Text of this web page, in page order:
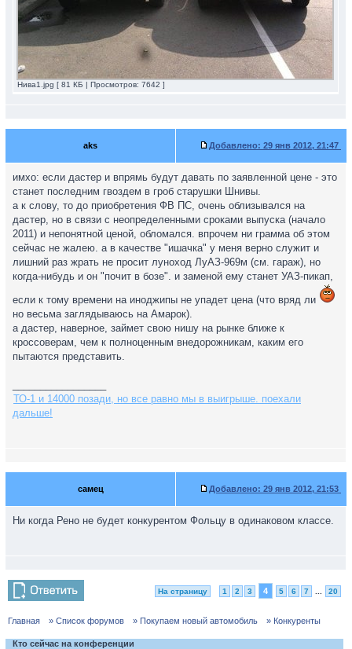
Нива1.jpg [ 81 КБ | Просмотров: 7642 ]
aks Добавлено: 29 янв 2012, 21:47
имхо: если дастер и впрямь будут давать по заявленной цене - это
станет последним гвоздем в гроб старушки Шнивы.
а к слову, то до приобретения ФВ ПС, очень облизывался на
дастер, но в связи с неопределенными сроками выпуска (начало
2011) и непонятной ценой, обломался. впрочем ни грамма об этом
сейчас не жалею. а в качестве "ишачка" у меня верно служит и
лишний раз жрать не просит луноход ЛуАЗ-969м (см. гараж), но
когда-нибудь и он "почит в бозе". и заменой ему станет УАЗ-пикап,
если к тому времени на иноджипы не упадет цена (что вряд ли
но весьма заглядываюсь на Амарок).
а дастер, наверное, займет свою нишу на рынке ближе к
кроссоверам, чем к полноценным внедорожникам, каким его
пытаются представить.
ТО-1 и 14000 позади, но все равно мы в выигрыше. поехали
дальше!
самец Добавлено: 29 янв 2012, 21:53
Ни когда Рено не будет конкурентом Фольцу в одинаковом классе.
На страницу 1 2 3 4 5 6 7 20
Главная » Список форумов » Покупаем новый автомобиль » Конкуренты
Кто сейчас на конференции